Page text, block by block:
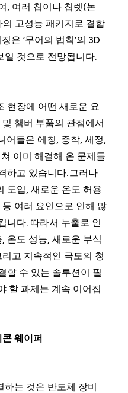
, 여러 칩이나 칩렛(논
고성능 패키지로 결합
은 ‘무어의 법칙’의 3D
일 것으로 전망됩니다.
현장에 어떤 새로운 요
챔버 부품의 관점에서
들은 에칭, 증착, 세정,
이미 해결해 온 문제들
하고 있습니다. 그러나
도입, 새로운 온도 허용
여러 요인으로 인해 많
니다. 따라서 누출로 인
온도 성능, 새로운 부식
고 지속적인 극도의 청
할 수 있는 솔루션이 필
할 과제는 계속 이어집
하는 것은 반도체 장비